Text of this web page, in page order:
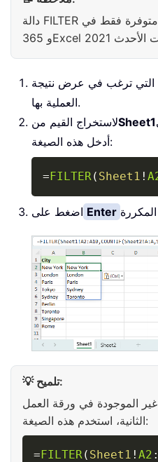
دالة FILTER متوفرة فقط في Excel من Microsoft
التي ترغب في عرض نتيجة
العملية بها.
لاستخراج القيم منSheet1
أدخل هذه الصيغة:
=FILTER( Sheet1 !
اضغط على Enter
💡 تلميح:
غير الموجودة في ورقة العمل
الثانية، استخدم هذه الصيغة:
=FILTER ( Sheet1 ! A2 :